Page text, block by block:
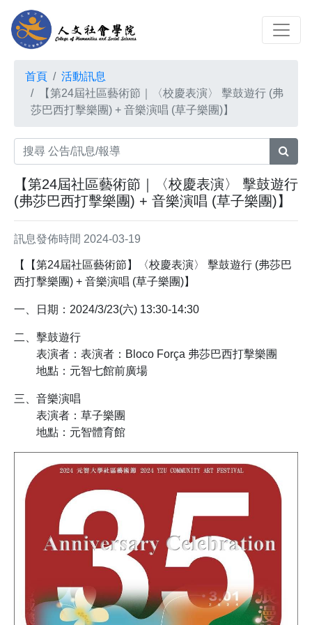
首頁
活動訊息
【第24屆社區藝術節｜〈校慶表演〉 擊鼓遊行 (弗
莎巴西打擊樂團) + 音樂演唱 (草子樂團)】
【第24屆社區藝術節｜〈校慶表演〉 擊鼓遊行
(弗莎巴西打擊樂團) + 音樂演唱 (草子樂團)】
訊息發佈時間 2024-03-19
【【第24屆社區藝術節】〈校慶表演〉 擊鼓遊行 (弗莎巴
西打擊樂團) + 音樂演唱 (草子樂團)】
一、日期：2024/3/23(六) 13:30-14:30
二、擊鼓遊行
表演者：表演者：Bloco Força 弗莎巴西打擊樂團
地點：元智七館前廣場
三、音樂演唱
表演者：草子樂團
地點：元智體育館